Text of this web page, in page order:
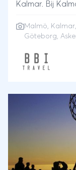
Kalmar. Bij
verkennen,
Vänern- en
scherenkust
Reisschema 1
Travemünde
Temperance - Malmö 3 nachten
Trollhättan 1 nacht overtocht met Finnlines van
Malmö,
Göteborg,